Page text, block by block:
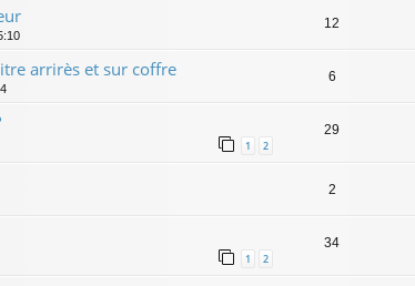
12
arrirès et sur coffre 6
1 2
29
2
1 2
34